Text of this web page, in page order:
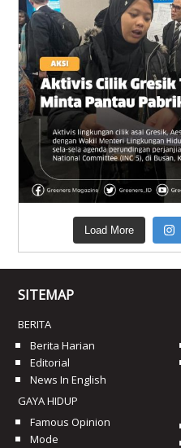
Load More
SITEMAP
BERITA
Berita Harian
Editorial
News In English
GAYA HIDUP
Famous Opinion
Mode